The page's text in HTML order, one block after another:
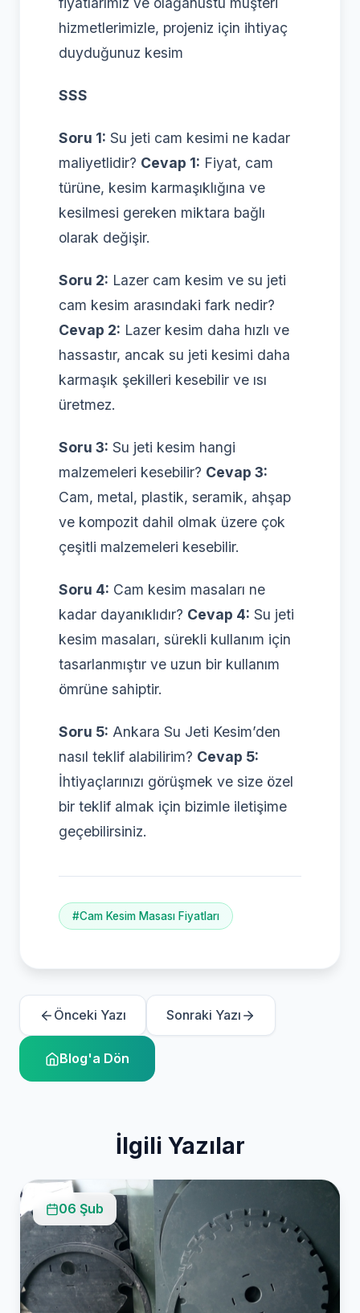
hizmetlerimizle, projeniz için ihtiyaç
duyduğunuz kesim
SSS
Soru 1: Su jeti cam kesimi ne kadar
maliyetlidir? Cevap 1: Fiyat, cam
türüne, kesim karmaşıklığına ve
kesilmesi gereken miktara bağlı
olarak değişir.
Soru 2: Lazer cam kesim ve su jeti
cam kesim arasındaki fark nedir?
Cevap 2: Lazer kesim daha hızlı ve
hassastır, ancak su jeti kesimi daha
karmaşık şekilleri kesebilir ve ısı
üretmez.
Soru 3: Su jeti kesim hangi
malzemeleri kesebilir? Cevap 3:
Cam, metal, plastik, seramik, ahşap
ve kompozit dahil olmak üzere çok
çeşitli malzemeleri kesebilir.
Soru 4: Cam kesim masaları ne
kadar dayanıklıdır? Cevap 4: Su jeti
kesim masaları, sürekli kullanım için
tasarlanmıştır ve uzun bir kullanım
ömrüne sahiptir.
Soru 5: Ankara Su Jeti Kesim’den
nasıl teklif alabilirim? Cevap 5:
İhtiyaçlarınızı görüşmek ve size özel
bir teklif almak için bizimle iletişime
geçebilirsiniz.
#Cam Kesim Masası Fiyatları
Önceki Yazı Sonraki Yazı
Blog'a Dön
İlgili Yazılar
06 Şub